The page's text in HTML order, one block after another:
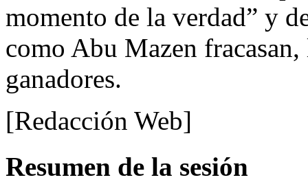
momento de la verdad” y
como Abu Mazen
ganadores.
[Redacción Web]
Resumen de la sesión